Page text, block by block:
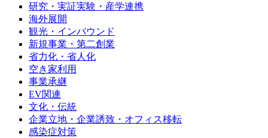
研究・実証実験・産学連携
海外展開
観光・インバウンド
新規事業・第二創業
省力化・省人化
空き家利用
事業承継
EV関連
文化・伝統
企業立地・企業誘致・オフィス移転
感染症対策